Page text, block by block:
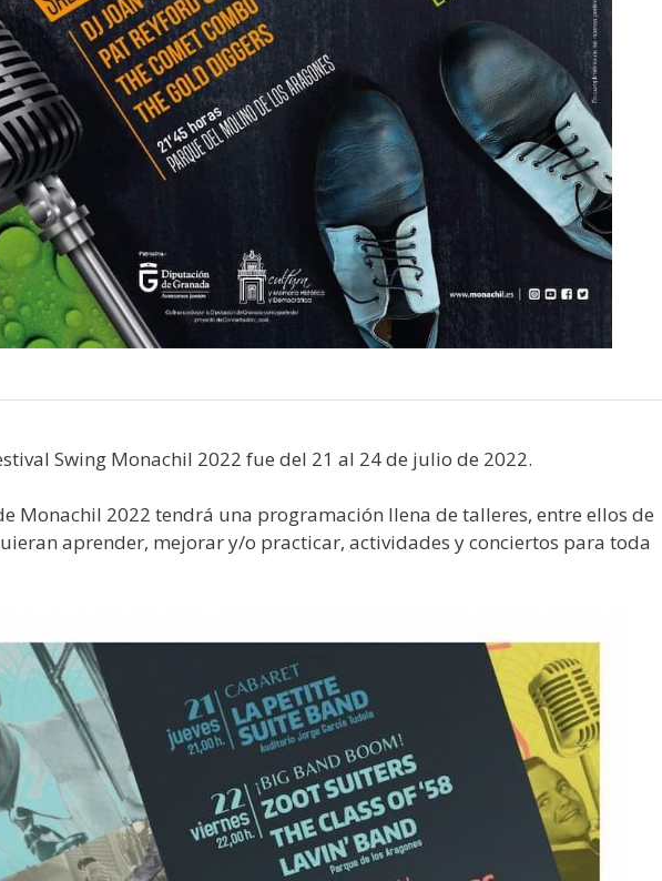
Swing Monachil 2022 fue del 21 al 24 de julio de 2022.
Monachil 2022 tendrá una programación llena de talleres, entre ellos de
aprender, mejorar y/o practicar, actividades y conciertos para toda